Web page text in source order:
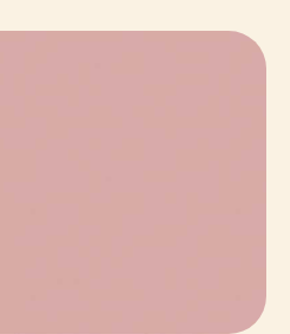
elle est définie comme une
souvent localisée
vulvaires ne
de lésions, peuvent
sont les
? Existe-t-il plusieurs
sont les causes et les
diagnostic, causes et